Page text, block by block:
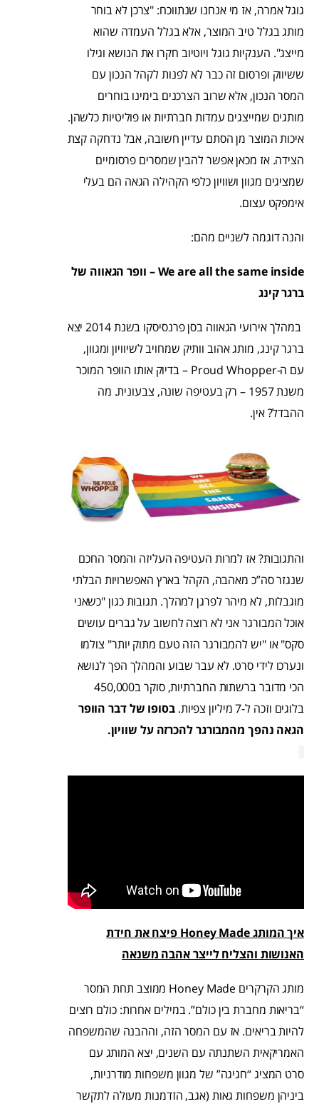
גוגל אמרה, אז מי אנחנו שנתווכח: "צרכן לא בוחר
מותג בגלל טיב המוצר, אלא בגלל העמדה שהוא
מייצג". הענקיות גוגל ויוטיוב חקרו את הנושא וגילו
ששיווק ופרסום זה כבר לא לפנות לקהל הנכון עם
המסר הנכון, אלא שרוב הצרכנים בימינו בוחרים
מותגים שמייצגים עמדות חברתיות או פוליטיות כלשהן.
איכות המוצר מן הסתם עדיין חשובה, אבל נדחקה קצת
הצידה. אז מכאן אפשר להבין שמסרים פרסומיים
שמציגים מגוון ושוויון כלפי הקהילה הגאה הם בעלי
אימפקט עצום.
והנה דוגמה לשניים מהם:
We are all the same inside
– וופר הגאווה של
ברגר קינג
במהלך אירועי הגאווה בסן פרנסיסקו בשנת 2014 יצא
ברגר קינג, מותג אהוב וותיק שמחויב לשיוויון ומגוון,
עם ה-Proud Whopper – בדיוק אותו הוופר המוכר
משנת 1957 – רק בעטיפה שונה, צבעונית. מה
ההבדל? אין.
והתגובות? אז למרות העטיפה העליזה והמסר החכם
שנגזר סה”כ מאהבה, הקהל בארץ האפשרויות הבלתי
מוגבלות, לא מיהר לפרגן למהלך. תגובות כגון "כשאני
אוכל המבורגר אני לא רוצה לחשוב על גברים עושים
סקס" או "יש להמבורגר הזה טעם מתוק יותר" צולמו
ונערכו לידי סרט. לא עבר שבוע והמהלך הפך לנושא
הכי מדובר ברשתות החברתיות, סוקר ב450,000
בלוגים וזכה ל-7 מיליון צפיות.
בסופו של דבר הוופר
הגאה נהפך מהמבורגר להכרזה על שוויון.
איך המותגHoney Made פיצח את חידת
האנושות והצליח לייצר אהבה משנאה
מותג הקרקרים Honey Made ממוצב תחת המסר
“בריאות מחברת בין כולם”. במילים אחרות: כולם רוצים
להיות בריאים. אז עם המסר הזה, וההבנה שהמשפחה
האמריקאית השתנתה עם השנים, יצא המותג עם
סרט המציג “חגיגה” של מגוון משפחות מודרניות,
ביניהן משפחות גאות (אגב, הזדמנות מעולה לתקשר